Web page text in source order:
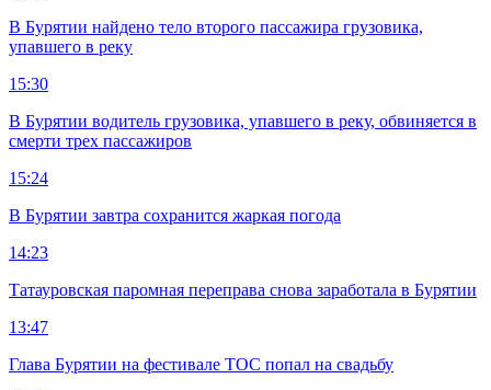
В Бурятии найдено тело второго пассажира грузовика,
упавшего в реку
15:30
В Бурятии водитель грузовика, упавшего в реку, обвиняется в
смерти трех пассажиров
15:24
В Бурятии завтра сохранится жаркая погода
14:23
Татауровская паромная переправа снова заработала в Бурятии
13:47
Глава Бурятии на фестивале ТОС попал на свадьбу